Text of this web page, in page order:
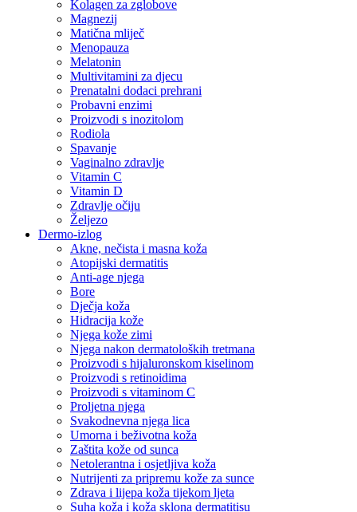
Kolagen za zglobove
Magnezij
Matična mliječ
Menopauza
Melatonin
Multivitamini za djecu
Prenatalni dodaci prehrani
Probavni enzimi
Proizvodi s inozitolom
Rodiola
Spavanje
Vaginalno zdravlje
Vitamin C
Vitamin D
Zdravlje očiju
Željezo
Dermo-izlog
Akne, nečista i masna koža
Atopijski dermatitis
Anti-age njega
Bore
Dječja koža
Hidracija kože
Njega kože zimi
Njega nakon dermatoloških tretmana
Proizvodi s hijaluronskom kiselinom
Proizvodi s retinoidima
Proizvodi s vitaminom C
Proljetna njega
Svakodnevna njega lica
Umorna i beživotna koža
Zaštita kože od sunca
Netolerantna i osjetljiva koža
Nutrijenti za pripremu kože za sunce
Zdrava i lijepa koža tijekom ljeta
Suha koža i koža sklona dermatitisu